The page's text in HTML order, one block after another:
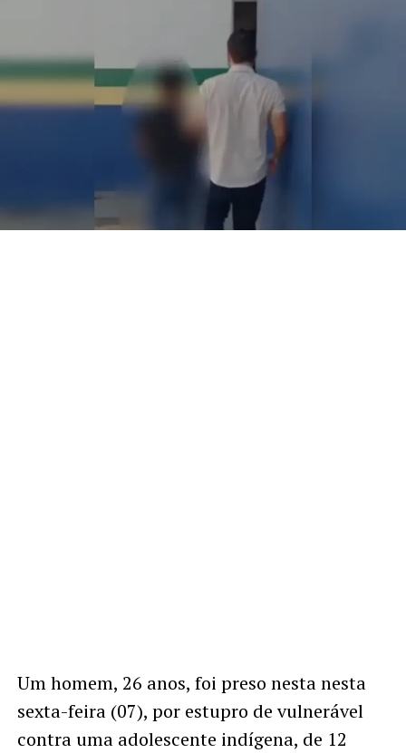
Um homem, 26 anos, foi preso nesta nesta
sexta-feira (07), por estupro de vulnerável
contra uma adolescente indígena, de 12